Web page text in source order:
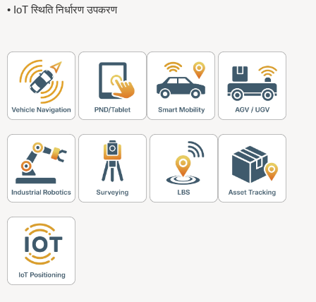
• IoT स्थिति निर्धारण उपकरण